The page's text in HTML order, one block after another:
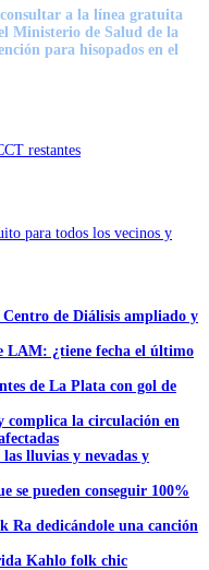
a la línea gratuita
Ministerio de Salud de la
para hisopados en el
restantes
para todos los vecinos y
de Diálisis ampliado y
LAM: ¿tiene fecha el último
de La Plata con gol de
complica la circulación en
lluvias y nevadas y
se pueden conseguir 100%
Ra dedicándole una canción
Kahlo folk chic